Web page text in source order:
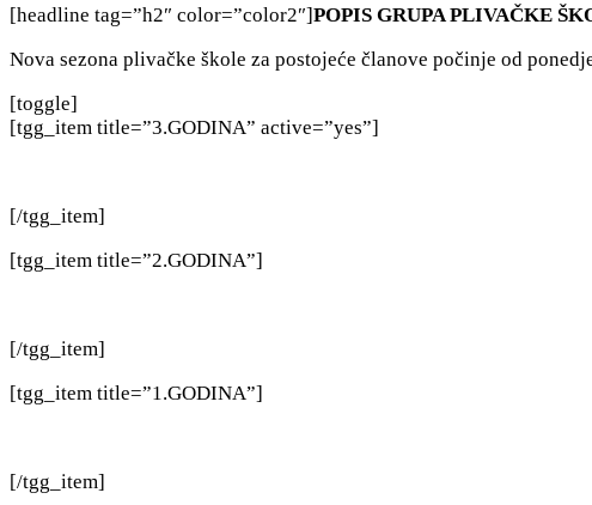
[headline tag=”h2″ color=”color2″]POPIS GRUPA PLIVAČKE
Nova sezona plivačke škole za postojeće članove počinje od
[toggle]
[tgg_item title=”3.GODINA” active=”yes”]
[/tgg_item]
[tgg_item title=”2.GODINA”]
[/tgg_item]
[tgg_item title=”1.GODINA”]
[/tgg_item]